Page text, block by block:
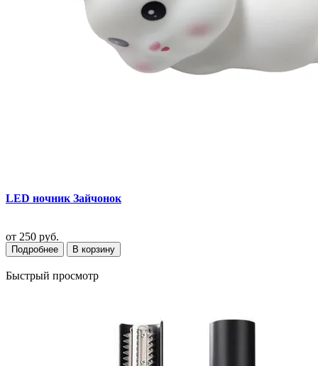
LED ночник Зайчонок
от 250 руб.
Подробнее В корзину
Быстрый просмотр